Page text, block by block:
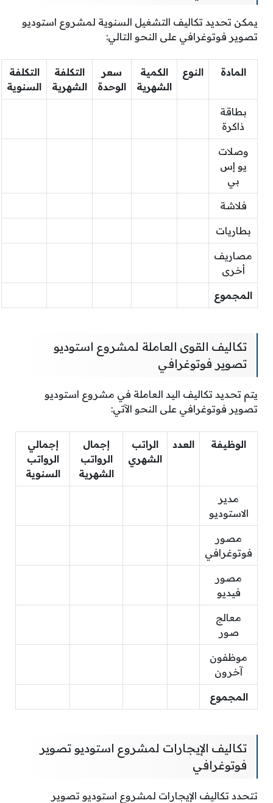
يمكن تحديد تكاليف التشغيل السنوية لمشروع استوديو
تصوير فوتوغرافي على النحو التالي:
المادة النوع
الكمية
الشهرية
سعر
الوحدة
التكلفة
الشهرية
التكلفة
السنوية
بطاقة
ذاكرة
وصلات
يو إس
بي
فلاشة
بطاريات
مصاريف
أخرى
المجموع
تكاليف القوى العاملة لمشروع استوديو
تصوير فوتوغرافي
يتم تحديد تكاليف اليد العاملة في مشروع استوديو
تصوير فوتوغرافي على النحو الآتي:
الوظيفة العدد
الراتب
الشهري
إجمال
الرواتب
الشهرية
إجمالي
الرواتب
السنوية
مدير
الاستوديو
مصور
فوتوغرافي
مصور
فيديو
معالج
صور
موظفون
آخرون
المجموع
تكاليف الإيجارات لمشروع استوديو تصوير
فوتوغرافي
تتحدد تكاليف الإيجارات لمشروع استوديو تصوير